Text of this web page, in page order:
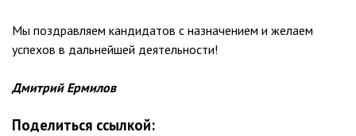
Мы поздравляем кандидатов с назначением и желаем
успехов в дальнейшей деятельности!
Дмитрий Ермилов
Поделиться ссылкой: